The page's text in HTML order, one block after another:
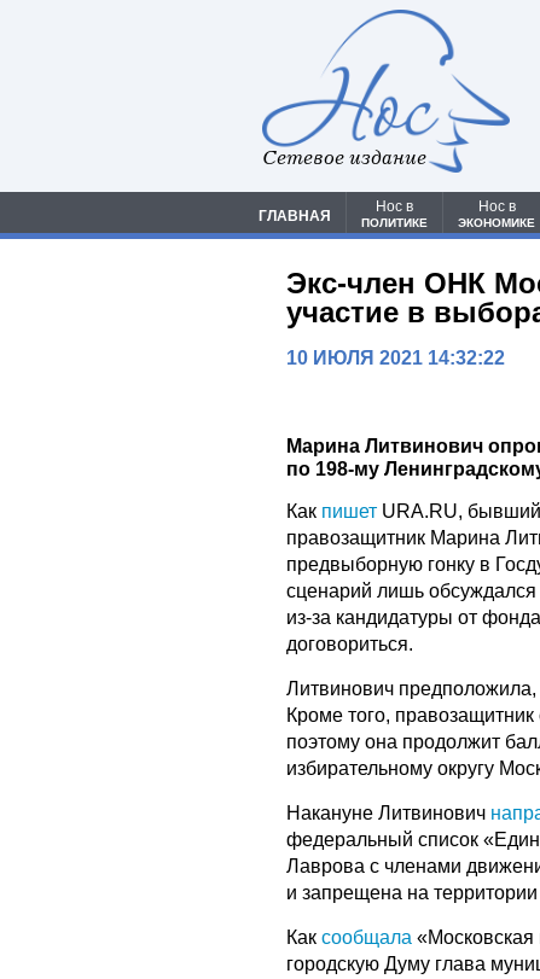
Сетевое издание
ГЛАВНАЯ
Нос в
ПОЛИТИКЕ
Нос в
ЭКОНОМИКЕ
Экс-член ОНК
участие в
10 ИЮЛЯ 2021 14:32:22
Марина Литвинович
по 198-му
Как пишет URA.RU,
правозащитник Марина
предвыборную гонку в
сценарий лишь
из-за кандидатуры от
договориться.
Литвинович
Кроме того,
поэтому она продолжит
избирательному округу
Накануне Литвинович
федеральный список
Лаврова с членами
и запрещена на
Каксообщала «Московская
городскую Думу глава